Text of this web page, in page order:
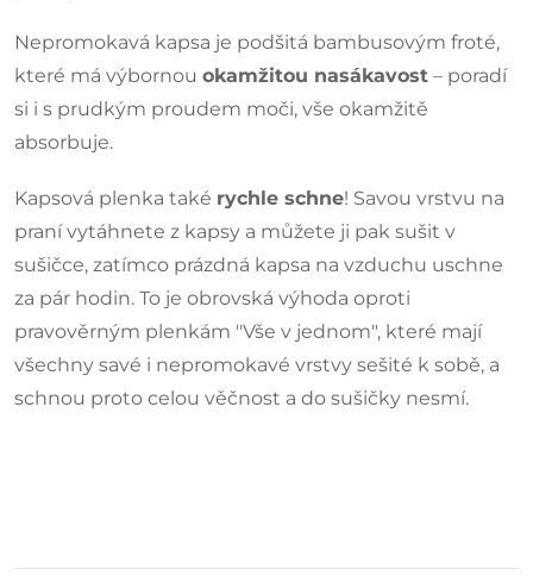
Nepromokavá kapsa je podšitá bambusovým froté,
které má výbornou okamžitou nasákavost – poradí
si i s prudkým proudem moči, vše okamžitě
absorbuje.
Kapsová plenka také rychle schne! Savou vrstvu na
praní vytáhnete z kapsy a můžete ji pak sušit v
sušičce, zatímco prázdná kapsa na vzduchu uschne
za pár hodin. To je obrovská výhoda oproti
pravověrným plenkám "Vše v jednom", které mají
všechny savé i nepromokavé vrstvy sešité k sobě, a
schnou proto celou věčnost a do sušičky nesmí.